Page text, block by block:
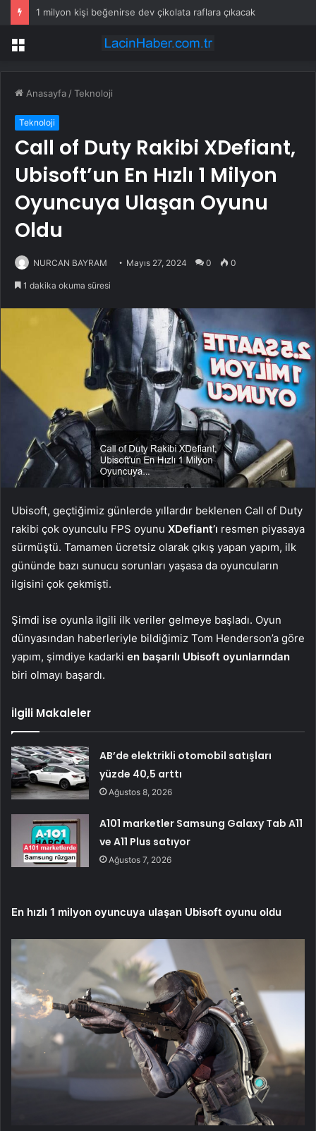
1 milyon kişi beğenirse dev çikolata raflara çıkacak
Menü
Anasayfa /Teknoloji
Teknoloji
Call of Duty Rakibi XDefiant,
Ubisoft’un En Hızlı 1 Milyon
Oyuncuya Ulaşan Oyunu
Oldu
NURCAN BAYRAM Mayıs 27, 2024 0 0
1 dakika okuma süresi
Ubisoft, geçtiğimiz günlerde yıllardır beklenen Call of Duty
rakibi çok oyunculu FPS oyunu XDefiant’ı resmen piyasaya
sürmüştü. Tamamen ücretsiz olarak çıkış yapan yapım, ilk
gününde bazı sunucu sorunları yaşasa da oyuncuların
ilgisini çok çekmişti.
Şimdi ise oyunla ilgili ilk veriler gelmeye başladı. Oyun
dünyasından haberleriyle bildiğimiz Tom Henderson’a göre
yapım, şimdiye kadarki en başarılı Ubisoft oyunlarından
biri olmayı başardı.
İlgili Makaleler
AB’de elektrikli otomobil satışları
yüzde 40,5 arttı
Ağustos 8, 2026
A101 marketler Samsung Galaxy Tab A11
ve A11 Plus satıyor
Ağustos 7, 2026
En hızlı 1 milyon oyuncuya ulaşan Ubisoft oyunu oldu